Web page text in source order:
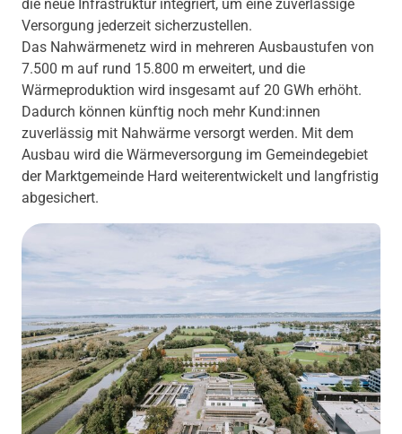
die neue Infrastruktur integriert, um eine zuverlässige
Versorgung jederzeit sicherzustellen.
Das Nahwärmenetz wird in mehreren Ausbaustufen von
7.500 m auf rund 15.800 m erweitert, und die
Wärmeproduktion wird insgesamt auf 20 GWh erhöht.
Dadurch können künftig noch mehr Kund:innen
zuverlässig mit Nahwärme versorgt werden. Mit dem
Ausbau wird die Wärmeversorgung im Gemeindegebiet
der Marktgemeinde Hard weiterentwickelt und langfristig
abgesichert.